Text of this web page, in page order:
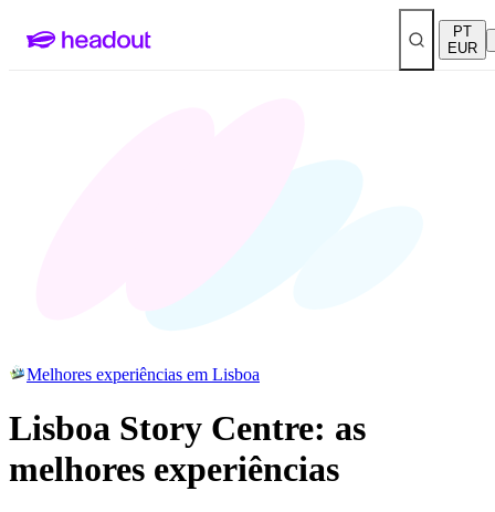
PT
EUR
Melhores experiências em Lisboa
Lisboa Story Centre: as
melhores experiências